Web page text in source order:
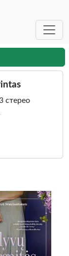
стерео